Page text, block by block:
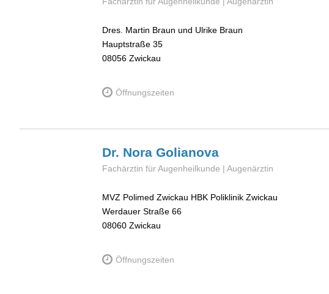
Dres. Martin Braun und Ulrike Braun
Hauptstraße 35
08056 Zwickau
Öffnungszeiten
Dr. Nora Golianova
Fachärztin für Augenheilkunde | Augenärztin
MVZ Polimed Zwickau HBK Poliklinik Zwickau
Werdauer Straße 66
08060 Zwickau
Öffnungszeiten